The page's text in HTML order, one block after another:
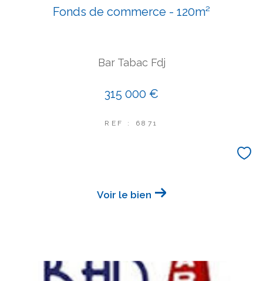
Fonds de commerce - 120m²
Bar Tabac Fdj
315 000 €
REF : 6871
Voir le bien